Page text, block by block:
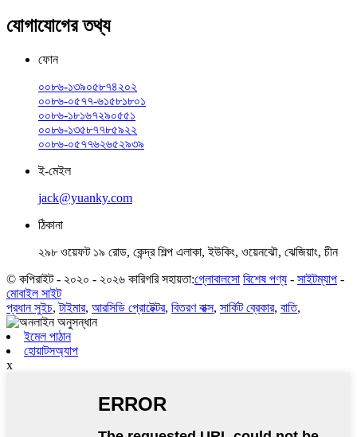
যোগাযোগের তথ্য
ফোন
০০৮৬-১৩৯০৫৮৭৪২০২
০০৮৬-০৫৭৭-৬১৫৮১৮০১
০০৮৬-১৮১৬৭২৯০৫৫১
০০৮৬-১৩৫৮৭৭৮৫৯২২
০০৮৬-০৫৭৭৬২৬৫২৯৩৯
ই-মেইল
jack@yuanky.com
ঠিকানা
২৯৮ ওয়েফট ১৯ রোড, কেন্দ্র শিল্প এলাকা, ইউকিং, ওয়েনঝৌ, ঝেজিয়াং, চীন
© কপিরাইট - ২০২০ - ২০২৬ কারিগরি সহায়তা:গ্লোবালসো বিশেষ পণ্য - সাইটম্যাপ -
মোবাইল সাইট
প্রধান সুইচ,টাইমার, আরসিডি প্রোটেক্টর, বিতরণ বাক্স, সার্কিট ব্রেকার, বাতি,
ইমেল পাঠান
হোয়াটসঅ্যাপ
x